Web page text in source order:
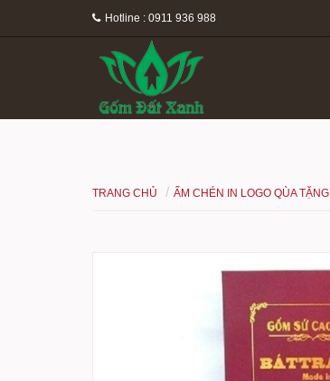
Hotline : 0911 936 988
TRANG CHỦ ẤM CHÉN IN LOGO QÙA TẶNG